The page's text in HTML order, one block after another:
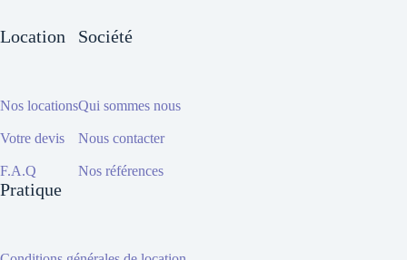
Location
Nos locations
Votre devis
F.A.Q
Société
Qui sommes nous
Nous contacter
Nos références
Pratique